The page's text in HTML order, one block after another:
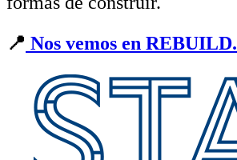
📍 Nos vemos en REBUILD.